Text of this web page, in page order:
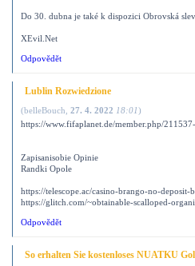
Do 30. dubna je také k dispozici Obrovská
XEvil.Net
Odpovědět
Lublin Rozwiedzione
(belleBouch 27. 4. 2022 18:01)
https://www.fifaplanet.de/member.php/
Zapisanisobie Opinie
Randki Opole
https://telescope.ac/casino-brango-no-deposit-
https://glitch.com/~obtainable-scalloped-
Odpovědět
So erhalten Sie kostenloses NUATKU